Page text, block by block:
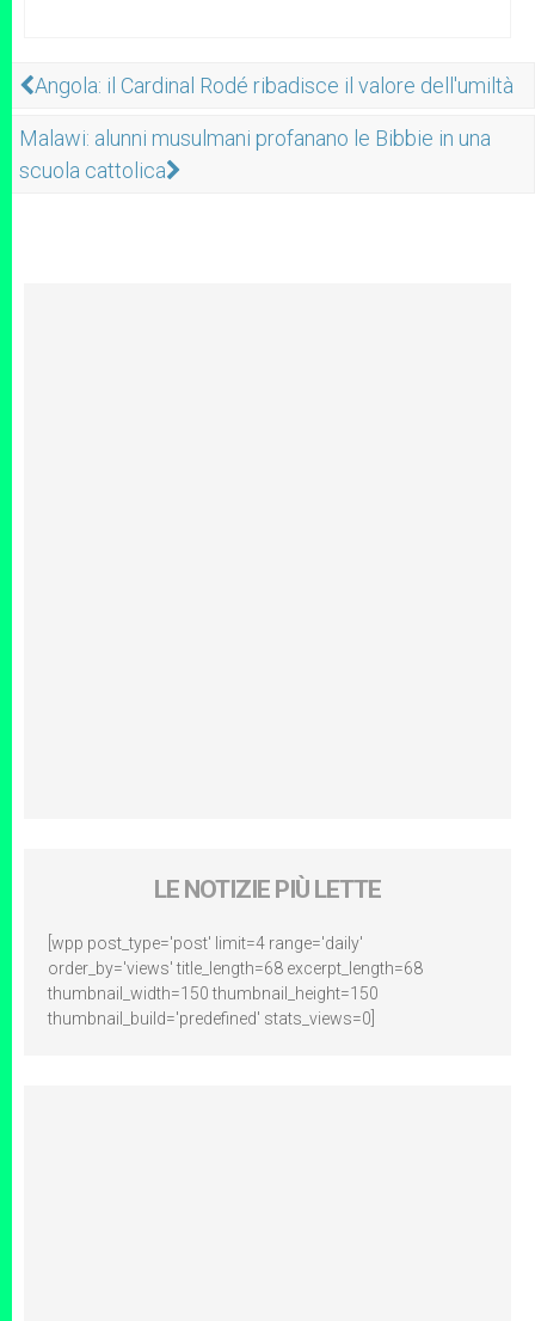
Angola: il Cardinal Rodé ribadisce il valore dell'umiltà
Malawi: alunni musulmani profanano le Bibbie in una
scuola cattolica
LE NOTIZIE PIÙ LETTE
[wpp post_type='post' limit=4 range='daily'
order_by='views' title_length=68 excerpt_length=68
thumbnail_width=150 thumbnail_height=150
thumbnail_build='predefined' stats_views=0]